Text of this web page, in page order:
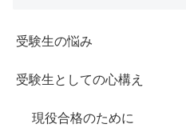
受験生の悩み
受験生としての心構え
現役合格のために